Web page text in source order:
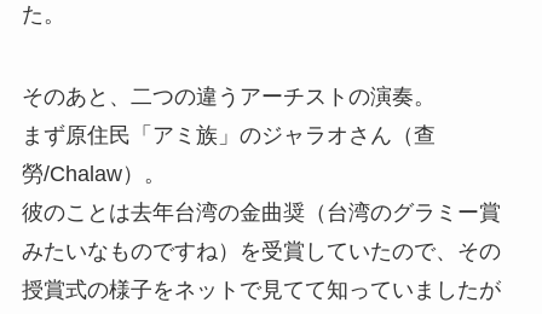
た。
そのあと、二つの違うアーチストの演奏。
まず原住民「アミ族」のジャラオさん（查
勞/Chalaw）。
彼のことは去年台湾の金曲奨（台湾のグラミー賞
みたいなものですね）を受賞していたので、その
授賞式の様子をネットで見てて知っていましたが